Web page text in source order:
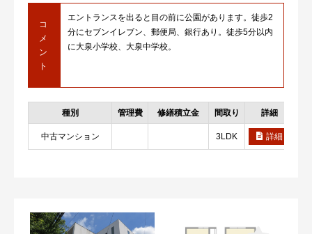
コ
メ
ン
ト
エントランスを出ると目の前に公園があります。徒歩2
分にセブンイレブン、郵便局、銀行あり。徒歩5分以内
に大泉小学校、大泉中学校。
種別 管理費 修繕積立金 間取り 詳細
中古マンション 3LDK 詳細